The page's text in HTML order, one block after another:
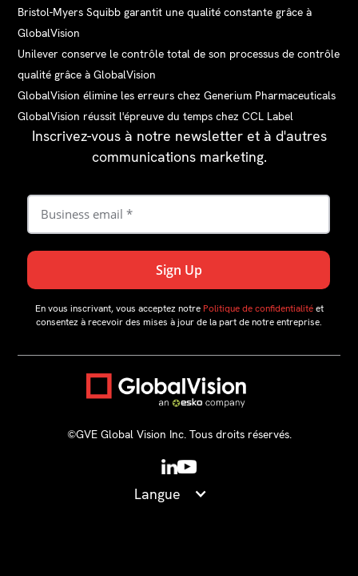
Bristol-Myers Squibb garantit une qualité constante grâce à
GlobalVision
Unilever conserve le contrôle total de son processus de contrôle
qualité grâce à GlobalVision
GlobalVision élimine les erreurs chez Generium Pharmaceuticals
GlobalVision réussit l'épreuve du temps chez CCL Label
Inscrivez-vous à notre newsletter et à d'autres
communications marketing.
En vous inscrivant, vous acceptez notre Politique de confidentialitéet
consentez à recevoir des mises à jour de la part de notre entreprise.
©GVE Global Vision Inc. Tous droits réservés.
Langue